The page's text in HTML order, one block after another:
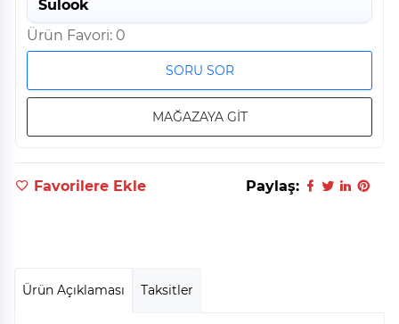
Sulook
Ürün Favori: 0
SORU SOR
MAĞAZAYA GİT
Favorilere Ekle Paylaş:
Ürün Açıklaması Taksitler